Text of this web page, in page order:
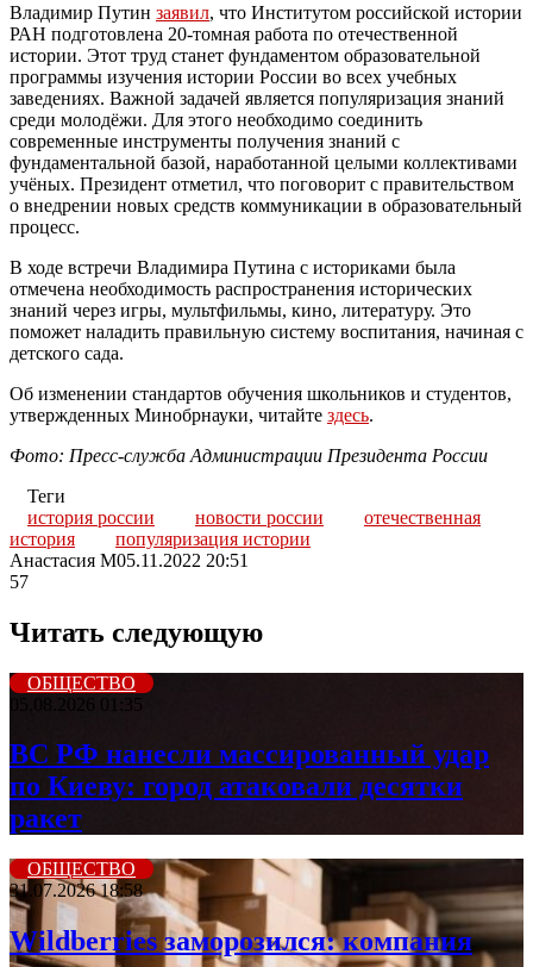
Владимир Путин заявил, что Институтом российской истории
РАН подготовлена 20-томная работа по отечественной
истории. Этот труд станет фундаментом образовательной
программы изучения истории России во всех учебных
заведениях. Важной задачей является популяризация знаний
среди молодёжи. Для этого необходимо соединить
современные инструменты получения знаний с
фундаментальной базой, наработанной целыми коллективами
учёных. Президент отметил, что поговорит с правительством
о внедрении новых средств коммуникации в образовательный
процесс.
В ходе встречи Владимира Путина с историками была
отмечена необходимость распространения исторических
знаний через игры, мультфильмы, кино, литературу. Это
поможет наладить правильную систему воспитания, начиная с
детского сада.
Об изменении стандартов обучения школьников и студентов,
утвержденных Минобрнауки, читайте здесь.
Фото: Пресс-служба Администрации Президента России
Теги
история россии
новости россии
отечественная
история
популяризация истории
Анастасия М05.11.2022 20:51
57
Читать следующую
ОБЩЕСТВО
05.08.2026 01:35
ВС РФ нанесли массированный удар
по Киеву: город атаковали десятки
ракет
ОБЩЕСТВО
31.07.2026 18:58
Wildberriеs заморозился: компания